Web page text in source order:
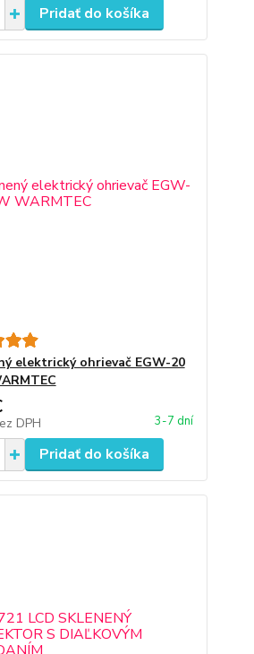
Pridať do košíka
elektrický ohrievač EGW-20
DPH 3-7 dní
Pridať do košíka